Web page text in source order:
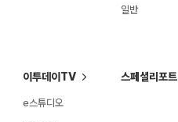
일반
이투데이TV
e스튜디오
스페셜리포트